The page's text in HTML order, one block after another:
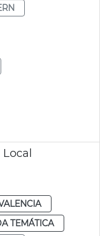
TEMÁTICA